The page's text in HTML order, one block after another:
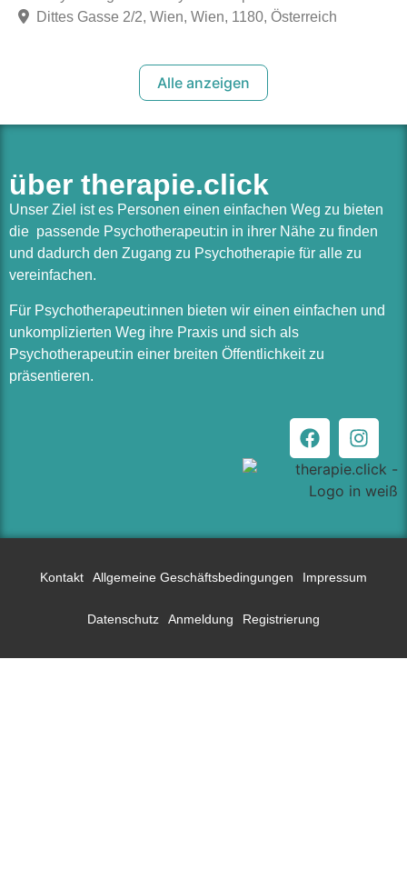
Dittes Gasse 2/2, Wien, Wien, 1180, Österreich
Alle anzeigen
über therapie.click
Unser Ziel ist es Personen einen einfachen Weg zu bieten
die passende Psychotherapeut:in in ihrer Nähe zu finden
und dadurch den Zugang zu Psychotherapie für alle zu
vereinfachen.
Für Psychotherapeut:innen bieten wir einen einfachen und
unkomplizierten Weg ihre Praxis und sich als
Psychotherapeut:in einer breiten Öffentlichkeit zu
präsentieren.
Kontakt Allgemeine Geschäftsbedingungen Impressum
Datenschutz Anmeldung Registrierung